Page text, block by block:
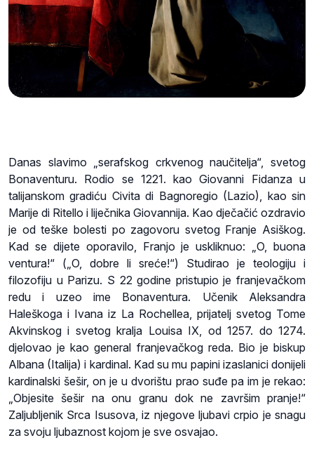
Danas slavimo „serafskog crkvenog naučitelja“, svetog
Bonaventuru. Rodio se 1221. kao Giovanni Fidanza u
talijanskom gradiću Civita di Bagnoregio (Lazio), kao sin
Marije di Ritello i liječnika Giovannija. Kao dječačić ozdravio
je od teške bolesti po zagovoru svetog Franje Asiškog.
Kad se dijete oporavilo, Franjo je uskliknuo: „O, buona
ventura!“ („O, dobre li sreće!“) Studirao je teologiju i
filozofiju u Parizu. S 22 godine pristupio je franjevačkom
redu i uzeo ime Bonaventura. Učenik Aleksandra
Haleškoga i Ivana iz La Rochellea, prijatelj svetog Tome
Akvinskog i svetog kralja Louisa IX, od 1257. do 1274.
djelovao je kao general franjevačkog reda. Bio je biskup
Albana (Italija) i kardinal. Kad su mu papini izaslanici donijeli
kardinalski šešir, on je u dvorištu prao suđe pa im je rekao:
„Objesite šešir na onu granu dok ne završim pranje!“
Zaljubljenik Srca Isusova, iz njegove ljubavi crpio je snagu
za svoju ljubaznost kojom je sve osvajao.